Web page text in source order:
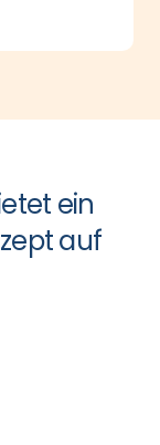
ein
auf